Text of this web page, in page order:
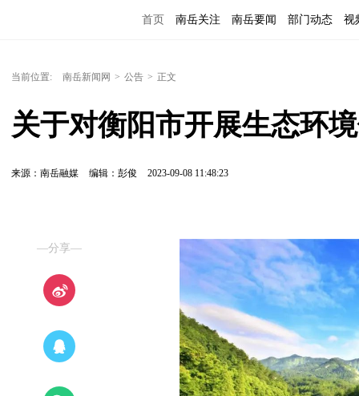
首页 南岳关注 南岳要闻 部门动态 视
当前位置: 南岳新闻网 > 公告 > 正文
关于对衡阳市开展生态环
来源：南岳融媒 编辑：彭俊 2023-09-08 11:48:23
—分享—